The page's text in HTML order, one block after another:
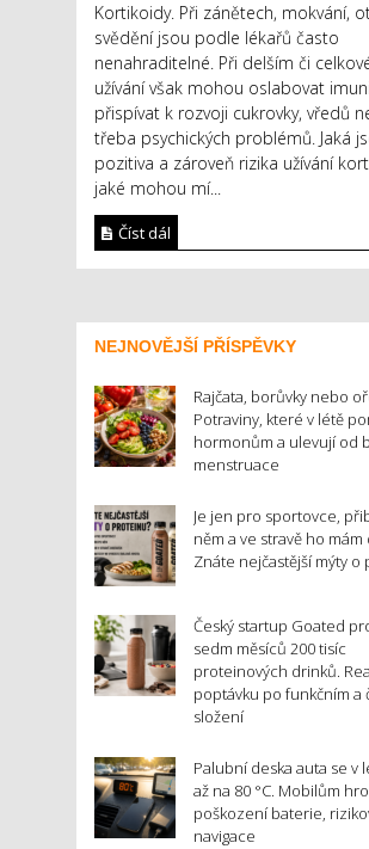
Kortikoidy. Při zánětech, mokvání,
svědění jsou podle lékařů často
nenahraditelné. Při delším či
užívání však mohou oslabovat
přispívat k rozvoji cukrovky, vředů
třeba psychických problémů. Jaká
pozitiva a zároveň rizika užívání
jaké mohou mí...
Číst dál
NEJNOVĚJŠÍ PŘÍSPĚVKY
Rajčata, borůvky nebo
Potraviny, které v létě
hormonům a ulevují od
menstruace
Je jen pro sportovce,
něm a ve stravě ho mám
Znáte nejčastější mýty o
Český startup Goated
sedm měsíců 200 tisíc
proteinových drinků.
poptávku po funkčním a
složení
Palubní deska auta se v
až na 80 °C. Mobilům
poškození baterie,
navigace